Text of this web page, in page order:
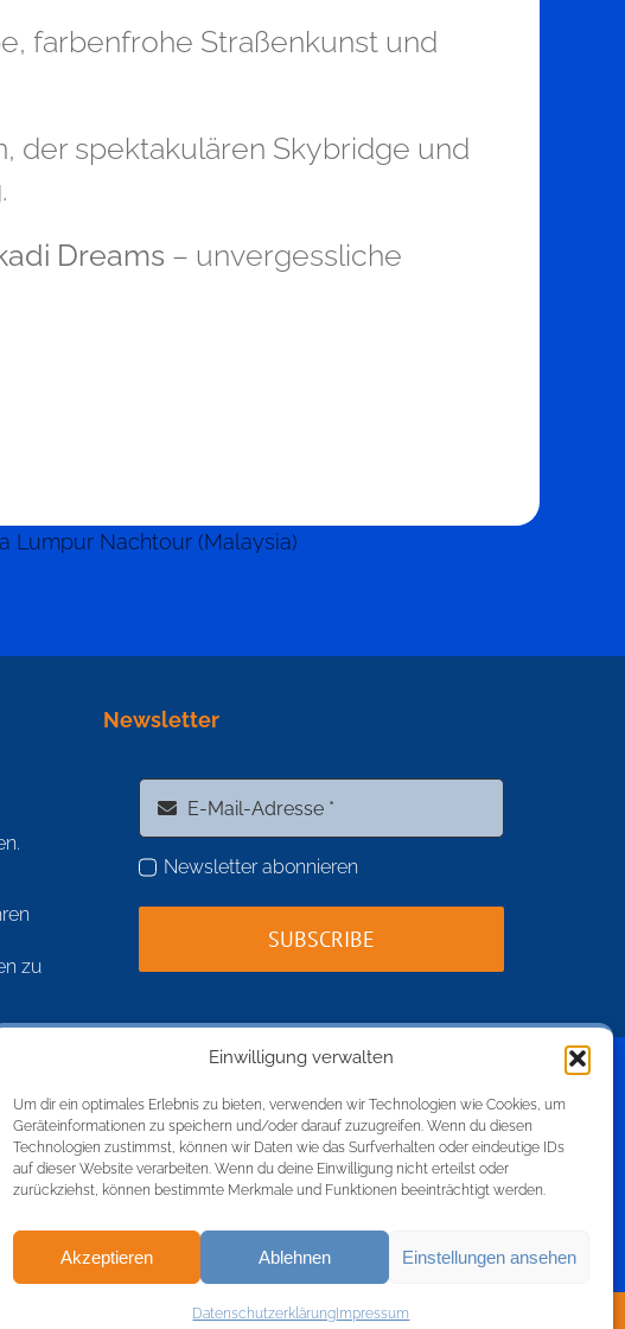
Einwilligung verwalten
Um dir ein optimales Erlebnis zu bieten, verwenden wir Technologien wie Cookies, um
Geräteinformationen zu speichern und/oder darauf zuzugreifen. Wenn du diesen
Technologien zustimmst, können wir Daten wie das Surfverhalten oder eindeutige IDs
auf dieser Website verarbeiten. Wenn du deine Einwilligung nicht erteilst oder
zurückziehst, können bestimmte Merkmale und Funktionen beeinträchtigt werden.
Akzeptieren Ablehnen Einstellungen ansehen
Datenschutzerklärung Impressum
farbenfrohe Straßenkunst und
der spektakulären Skybridge und
Dreams – unvergessliche
zu
Newsletter
Newsletter abonnieren
SUBSCRIBE
🛳️✨
Reisegutscheine für jede
Developed By BlessHost